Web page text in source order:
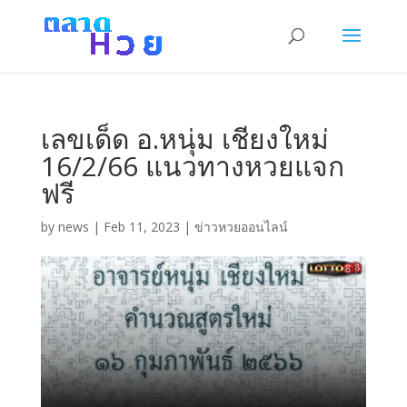
เลขเด็ด อ.หนุ่ม เชียงใหม่
16/2/66 แนวทางหวยแจก
ฟรี
by news | Feb 11, 2023 | ข่าวหวยออนไลน์